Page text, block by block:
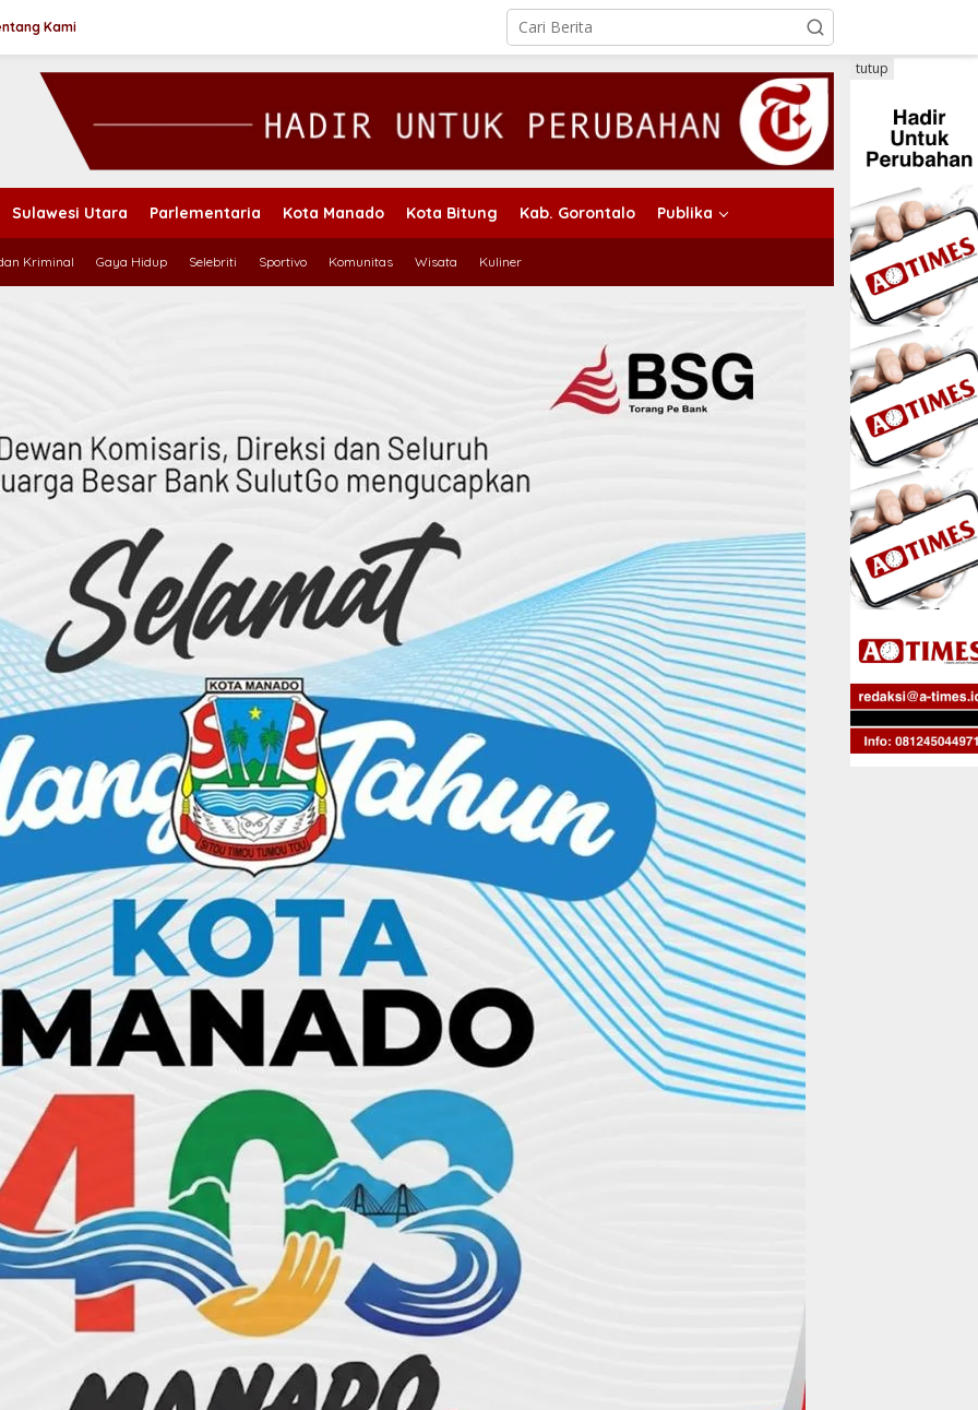
Kami
Sulawesi Utara Parlementaria Kota Manado Kota Bitung Kab. Gorontalo Publika
Kriminal Gaya Hidup Selebriti Sportivo Komunitas Wisata Kuliner
tutup